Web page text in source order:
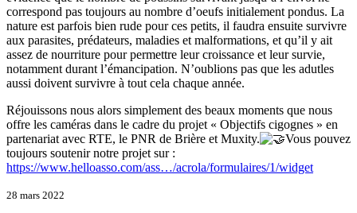
correspond pas toujours au nombre d’oeufs initialement pondus. La
nature est parfois bien rude pour ces petits, il faudra ensuite survivre
aux parasites, prédateurs, maladies et malformations, et qu’il y ait
assez de nourriture pour permettre leur croissance et leur survie,
notamment durant l’émancipation. N’oublions pas que les adutles
aussi doivent survivre à tout cela chaque année.
Réjouissons nous alors simplement des beaux moments que nous
offre les caméras dans le cadre du projet « Objectifs cigognes » en
partenariat avec RTE, le PNR de Brière et Muxity.
Vous pouvez
toujours soutenir notre projet sur :
https://www.helloasso.com/ass…/acrola/formulaires/1/widget
28 mars 2022